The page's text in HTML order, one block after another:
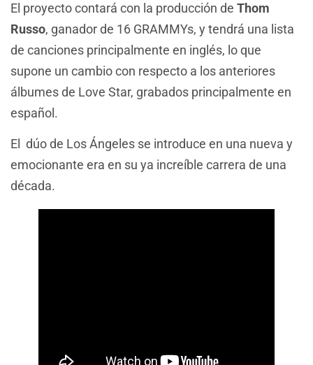
El proyecto contará con la producción de Thom
Russo, ganador de 16 GRAMMYs, y tendrá una lista
de canciones principalmente en inglés, lo que
supone un cambio con respecto a los anteriores
álbumes de Love Star, grabados principalmente en
español.
El dúo de Los Ángeles se introduce en una nueva y
emocionante era en su ya increíble carrera de una
década.